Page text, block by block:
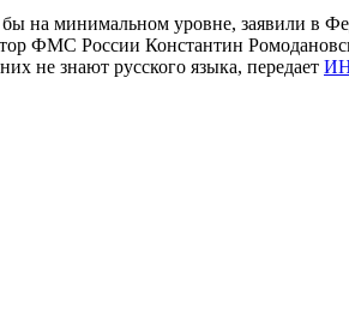
на минимальном уровне, заявили в
ФМС России Константин
не знают русского языка, передает